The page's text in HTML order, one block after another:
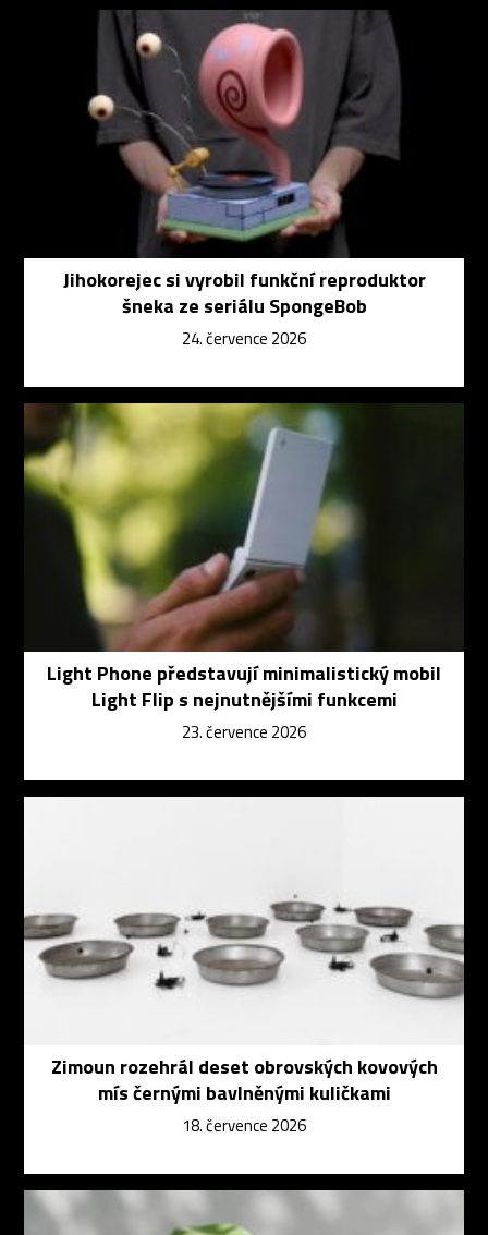
Jihokorejec si vyrobil funkční reproduktor
šneka ze seriálu SpongeBob
24. července 2026
Light Phone představují minimalistický mobil
Light Flip s nejnutnějšími funkcemi
23. července 2026
Zimoun rozehrál deset obrovských kovových
mís černými bavlněnými kuličkami
18. července 2026